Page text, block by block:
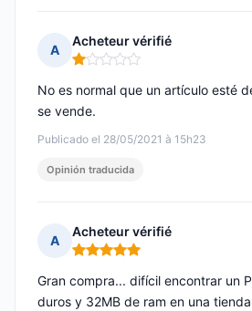
A
Acheteur vérifié
Nota: 1 de 5
Publicado el 28/05/2021 à 15h23
No es normal que un artículo esté
se vende.
Opinión traducida
A
Acheteur vérifié
Nota: 5 de 5
Gran compra... difícil encontrar un
duros y 32MB de ram en una